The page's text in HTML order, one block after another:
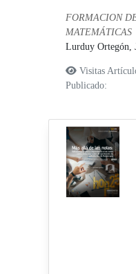
FORMACION
MATEMÁTICAS
Lurduy Ortegón,
Visitas
Publicado: